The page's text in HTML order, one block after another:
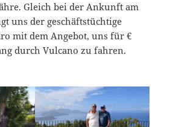
Gleich bei der Ankunft am
uns der geschäftstüchtige
mit dem Angebot, uns für €
durch Vulcano zu fahren.